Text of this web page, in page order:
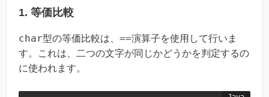
1. 等価比較
char型の等価比較は、 ==演算子を使用して行いま
す。これは、二つの文字が同じかどうかを判定するの
に使われます。